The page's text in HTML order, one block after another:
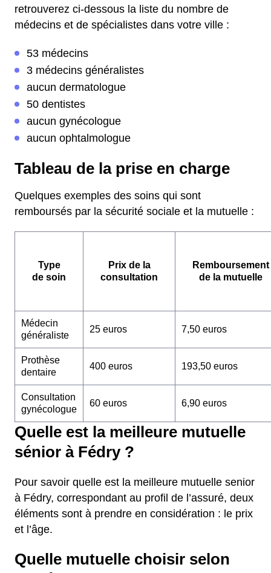
retrouverez ci-dessous la liste du nombre de
médecins et de spécialistes dans votre ville :
53 médecins
3 médecins généralistes
aucun dermatologue
50 dentistes
aucun gynécologue
aucun ophtalmologue
Tableau de la prise en charge
Quelques exemples des soins qui sont
remboursés par la sécurité sociale et la mutuelle :
Type
de soin
Prix de la
consultation
Remboursement
de la mutuelle
Médecin
généraliste
25 euros 7,50 euros
Prothèse
dentaire
400 euros 193,50 euros
Consultation
gynécologue
60 euros 6,90 euros
Quelle est la meilleure mutuelle
sénior à Fédry ?
Pour savoir quelle est la meilleure mutuelle senior
à Fédry, correspondant au profil de l’assuré, deux
éléments sont à prendre en considération : le prix
et l’âge.
Quelle mutuelle choisir selon